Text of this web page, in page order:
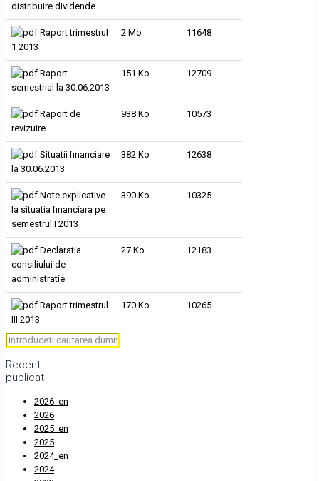
distribuire dividende
Raport trimestrul
1 2013
2 Mo 11648
Raport
semestrial la 30.06.2013
151 Ko 12709
Raport de
revizuire
938 Ko 10573
Situatii financiare
la 30.06.2013
382 Ko 12638
Note explicative
la situatia financiara pe
semestrul I 2013
390 Ko 10325
Declaratia
consiliului de
administratie
27 Ko 12183
Raport trimestrul
III 2013
170 Ko 10265
Recent
publicat
2026_en
2026
2025_en
2025
2024_en
2024